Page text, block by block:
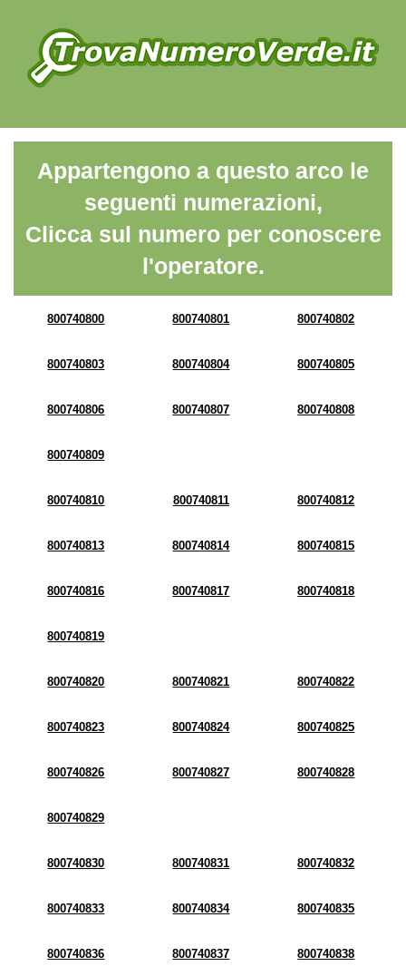
Appartengono a questo arco le
seguenti numerazioni,
Clicca sul numero per conoscere
l'operatore.
800740800 800740801 800740802
800740803 800740804 800740805
800740806 800740807 800740808
800740809
800740810 800740811 800740812
800740813 800740814 800740815
800740816 800740817 800740818
800740819
800740820 800740821 800740822
800740823 800740824 800740825
800740826 800740827 800740828
800740829
800740830 800740831 800740832
800740833 800740834 800740835
800740836 800740837 800740838